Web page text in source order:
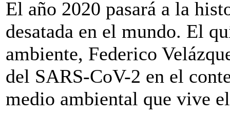
El año 2020 pasará a la
desatada en el mundo. El
ambiente, Federico
del SARS-CoV-2 en el
medio ambiental que vive